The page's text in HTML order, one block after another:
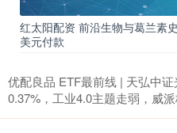
红太阳配资 前沿生物与葛兰素
美元付款
优配良品 ETF最前线 | 天弘中
0.37%，工业4.0主题走弱，威